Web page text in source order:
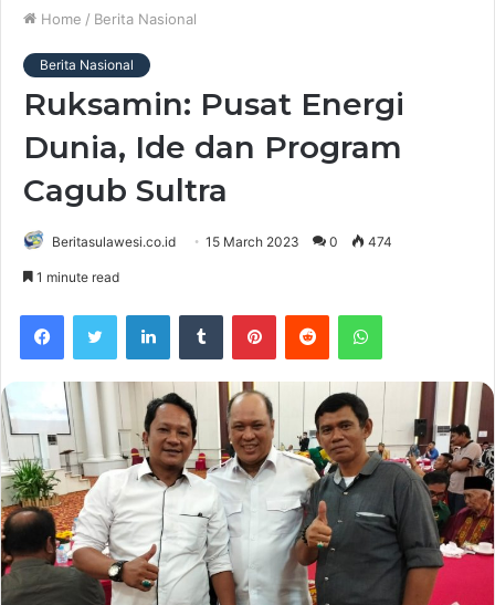
Home / Berita Nasional
Berita Nasional
Ruksamin: Pusat Energi
Dunia, Ide dan Program
Cagub Sultra
Beritasulawesi.co.id 15 March 2023 0 474
1 minute read